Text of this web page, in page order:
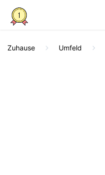
Zuhause Umfeld